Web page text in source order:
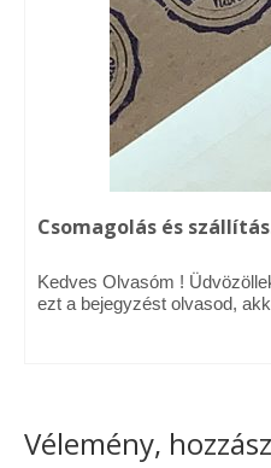
Vásárok, ahol
Alapanyagok,
A termékek tisztítása
Ellynor története
Adatkezelési
Általános
Csomagolás és
Kedves Olvasóm !
ezt a bejegyzést olvasod,
Vélemény,